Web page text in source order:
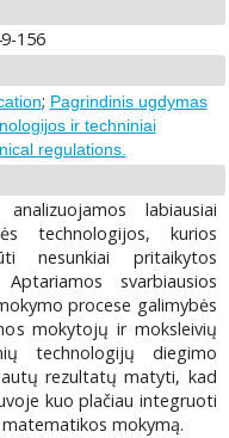
156
; Pagrindinis ugdymas
ir techniniai
regulations.
labiausiai
technologijos, kurios
nesunkiai pritaikytos
svarbiausios
procese galimybės
mokytojų ir moksleivių
technologijų diegimo
rezultatų matyti, kad
kuo plačiau integruoti
mokymą.